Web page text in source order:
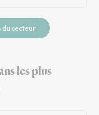
du secteur
les plus